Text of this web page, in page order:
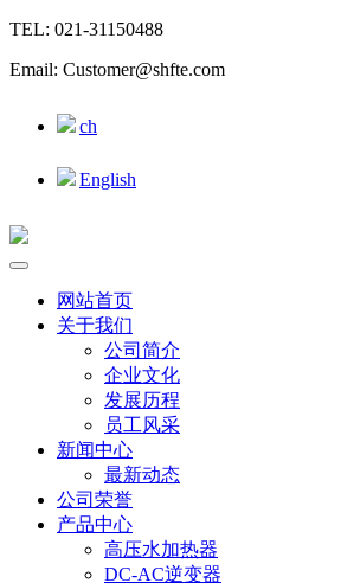
TEL: 021-31150488
Email: Customer@shfte.com
ch
English
网站首页
关于我们
公司简介
企业文化
发展历程
员工风采
新闻中心
最新动态
公司荣誉
产品中心
高压水加热器
DC-AC逆变器